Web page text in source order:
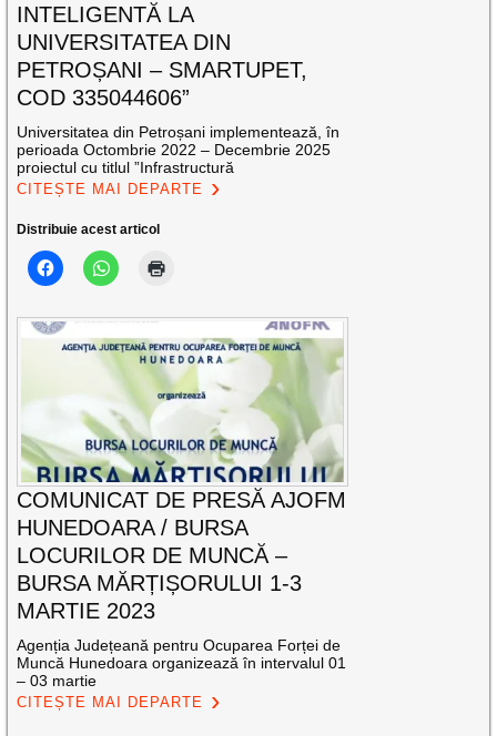
INTELIGENTĂ LA
UNIVERSITATEA DIN
PETROȘANI – SMARTUPET,
COD 335044606”
Universitatea din Petroșani implementează, în
perioada Octombrie 2022 – Decembrie 2025
proiectul cu titlul ”Infrastructură
CITEȘTE MAI DEPARTE
Distribuie acest articol
COMUNICAT DE PRESĂ AJOFM
HUNEDOARA / BURSA
LOCURILOR DE MUNCĂ –
BURSA MĂRȚIȘORULUI 1-3
MARTIE 2023
Agenția Județeană pentru Ocuparea Forței de
Muncă Hunedoara organizează în intervalul 01
– 03 martie
CITEȘTE MAI DEPARTE